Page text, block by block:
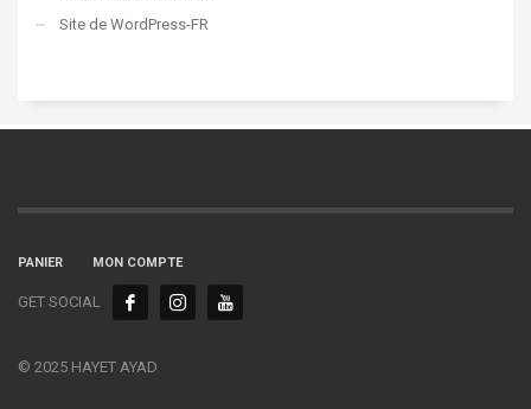
Site de WordPress-FR
PANIER MON COMPTE
GET SOCIAL
© 2025 HAYET AYAD